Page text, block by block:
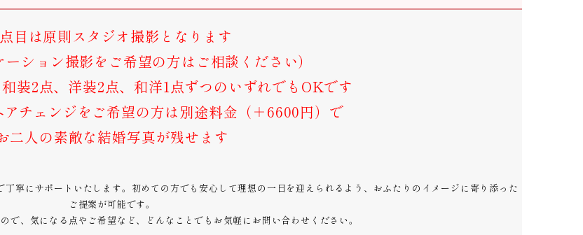
目は原則スタジオ撮影となります
ーション撮影をご希望の方はご相談ください）
装2点、洋装2点、和洋1点ずつのいずれでもOKです
チェンジをご希望の方は別途料金（＋6600円）で
二人の素敵な結婚写真が残せます
寧にサポートいたします。初めての方でも安心して理想の一日を迎えられるよう、おふたりのイメージに寄り添った
ご提案が可能です。
で、気になる点やご希望など、どんなことでもお気軽にお問い合わせください。